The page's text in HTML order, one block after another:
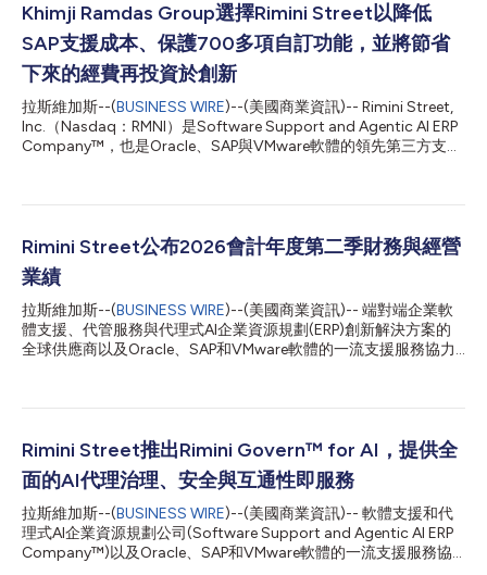
Khimji Ramdas Group選擇Rimini Street以降低
SAP支援成本、保護700多項自訂功能，並將節省
下來的經費再投資於創新
拉斯維加斯--(BUSINESS WIRE)--(美國商業資訊)-- Rimini Street,
Inc.（Nasdaq：RMNI）是Software Support and Agentic AI ERP
Company™，也是Oracle、SAP與VMware軟體的領先第三方支援
織降低成本、將節省下來的費用重新投資於AI創新，並在零停機時
Group技術長Prashant Kumar表示：「繼續使用SAP ECC對我們
而言是一項戰略決策。我們諮詢了一家產業分析機構，詢問有何方
案可以在不依賴原廠支援的情況下維持ECC系統運行，他們建議我
們聯繫Rimini Street尋求第三方支援。自從轉用以來，我們意識到
我們幾年前就應該採取這一步了。」 保留彈性並避免不必要的遷
移 Khimji Ramdas Group擁有超過150年的歷史，業務版圖橫跨消
費品、零售、...
Rimini Street公布2026會計年度第二季財務與經營
業績
拉斯維加斯--(BUSINESS WIRE)--(美國商業資訊)-- 端對端企業軟
體支援、代管服務與代理式AI企業資源規劃(ERP)創新解決方案的
全球供應商以及Oracle、SAP和VMware軟體的一流支援服務協力
表示：「第二季的業績以及連續四個季度成長指標的改善，顯示我
服務組合的採用率不斷提升，銷售執行力也在持續強化。真正的創
新不在於安裝軟體供應商的下一個『.ai』版本，而在於降低總營運
成本、提高獲利能力和強化競爭優勢。我們透過避免不必要的ERP
軟體升級和移轉所帶來的成本與風險，協助組織達成這些目標。相
反，我們在現有ERP軟體之上具有成本效益地部署Rimini Street創
新的代理式AI ERP解決方案，從而在現有IT預算範圍內，實現更
快、更好、更低成本、更敏捷的ERP流程執行。」 Rimini Street財
Rimini Street推出Rimini Govern™ for AI，提供全
面的AI代理治理、安全與互通性即服務
拉斯維加斯--(BUSINESS WIRE)--(美國商業資訊)-- 軟體支援和代
理式AI企業資源規劃公司(Software Support and Agentic AI ERP
Company™)以及Oracle、SAP和VMware軟體的一流支援服務協